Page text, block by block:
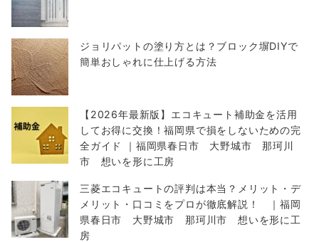
ジョリパットの塗り方とは？ブロック塀DIYで
簡単おしゃれに仕上げる方法
【2026年最新版】エコキュート補助金を活用
してお得に交換！福岡県で損をしないための完
全ガイド ｜福岡県春日市 大野城市 那珂川
市 想いを形に工房
三菱エコキュートの評判は本当？メリット・デ
メリット・口コミをプロが徹底解説！ ｜福岡
県春日市 大野城市 那珂川市 想いを形に工
房